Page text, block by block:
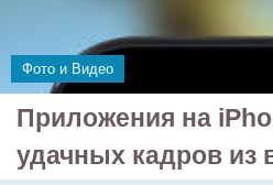
Фото и Видео
Приложения на
удачных кадров из